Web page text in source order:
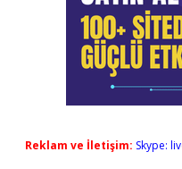
Reklam ve İletişim: Skype: